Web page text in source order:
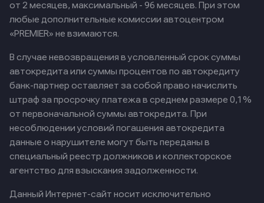
от 2 месяцев, максимальный - 96 месяцев. При этом
любые дополнительные комиссии автоцентром
«PREMIER» не взимаются.
В случае невозвращения в условленный срок суммы
автокредита или суммы процентов по автокредиту
банк-партнер оставляет за собой право начислить
штраф за просрочку платежа в среднем размере 0,1%
от первоначальной суммы автокредита. При
несоблюдении условий погашения автокредита
данные о нарушителе могут быть переданы в
специальный реестр должников и коллекторское
агентство для взыскания задолженности.
Данный Интернет-сайт носит исключительно